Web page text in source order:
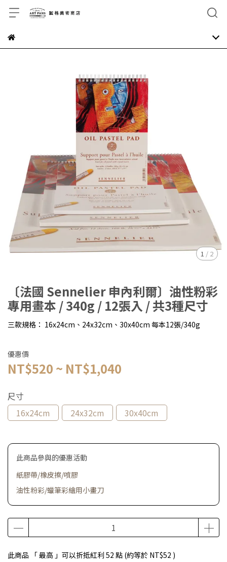
1 / 2
〔法國 Sennelier 申內利爾〕油性粉彩
專用畫本 / 340g / 12張入 / 共3種尺寸
三款規格： 16x24cm、24x32cm、30x40cm 每本12張/340g
優惠價
NT$520 ~ NT$1,040
尺寸
16x24cm
24x32cm 30x40cm
此商品參與的優惠活動
紙膠帶/橡皮擦/噴膠
油性粉彩/蠟筆彩繪用小畫刀
此商品 「 最高 」可以折抵紅利 52 點 (約等於 NT$52 )